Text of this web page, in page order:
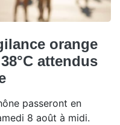
orange
attendus
passeront en
8 août à midi.